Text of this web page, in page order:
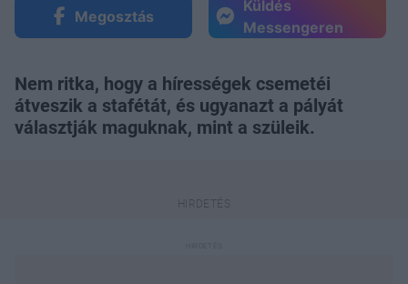
Megosztás
Küldés
Messengeren
Nem ritka, hogy a hírességek csemetéi
átveszik a stafétát, és ugyanazt a pályát
választják maguknak, mint a szüleik.